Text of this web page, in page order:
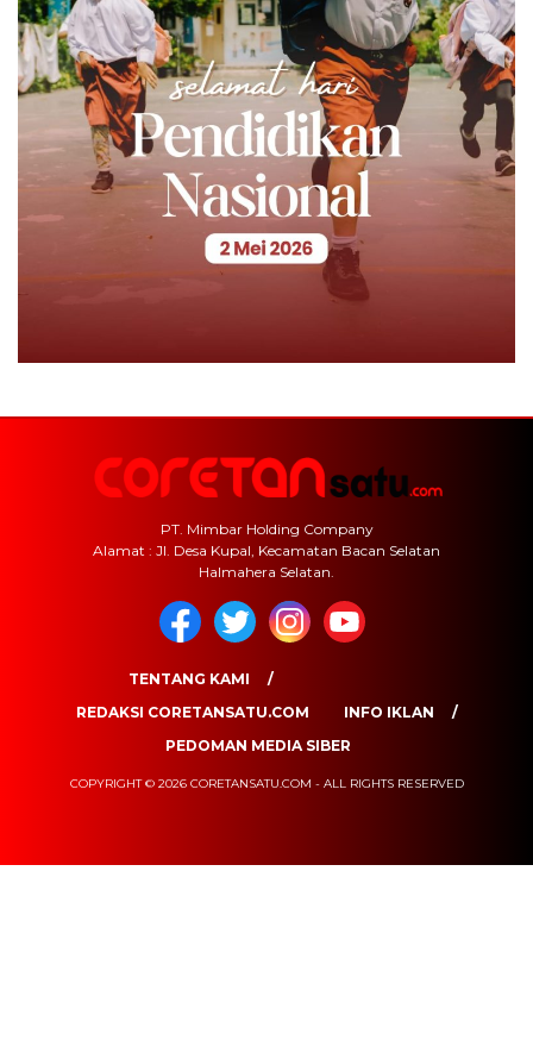
PT. Mimbar Holding Company
Alamat : Jl. Desa Kupal, Kecamatan Bacan Selatan
Halmahera Selatan.
TENTANG KAMI
REDAKSI CORETANSATU.COM
INFO IKLAN
PEDOMAN MEDIA SIBER
COPYRIGHT © 2026 CORETANSATU.COM - ALL RIGHTS RESERVED